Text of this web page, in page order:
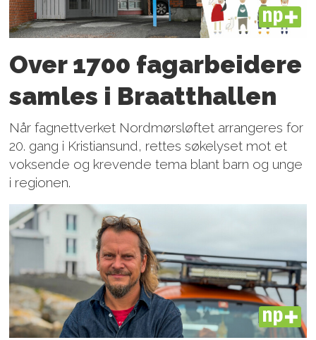
PLUS
Over 1700 fagarbeidere
samles i Braatthallen
Når fagnettverket Nordmørsløftet arrangeres for
20. gang i Kristiansund, rettes søkelyset mot et
voksende og krevende tema blant barn og unge
i regionen.
PLUS